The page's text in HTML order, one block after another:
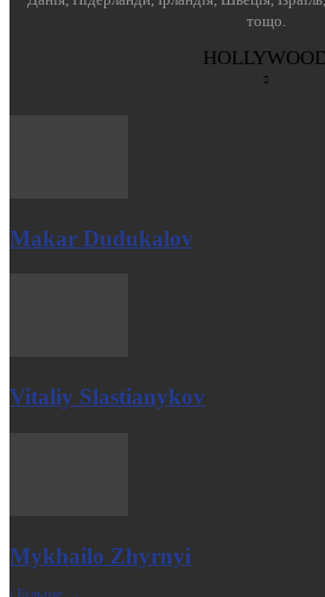
тощо.
Makar Dudukalov
Vitaliy Slastianykov
Mykhailo Zhyrnyi